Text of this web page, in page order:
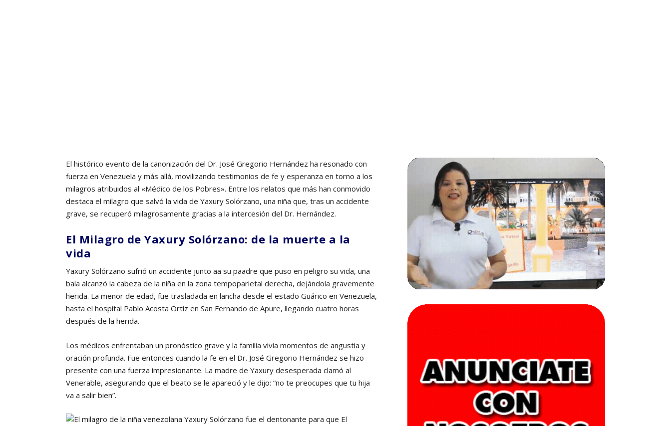
El histórico evento de la canonización del Dr. José Gregorio Hernández ha resonado con
fuerza en Venezuela y más allá, movilizando testimonios de fe y esperanza en torno a los
milagros atribuidos al «Médico de los Pobres». Entre los relatos que más han conmovido
destaca el milagro que salvó la vida de Yaxury Solórzano, una niña que, tras un accidente
grave, se recuperó milagrosamente gracias a la intercesión del Dr. Hernández.
El Milagro de Yaxury Solórzano: de la muerte a la
vida
Yaxury Solórzano sufrió un accidente junto aa su paadre que puso en peligro su vida, una
bala alcanzó la cabeza de la niña en la zona tempoparietal derecha, dejándola gravemente
herida. La menor de edad, fue trasladada en lancha desde el estado Guárico en Venezuela,
hasta el hospital Pablo Acosta Ortiz en San Fernando de Apure, llegando cuatro horas
después de la herida.
Los médicos enfrentaban un pronóstico grave y la familia vivía momentos de angustia y
oración profunda. Fue entonces cuando la fe en el Dr. José Gregorio Hernández se hizo
presente con una fuerza impresionante. La madre de Yaxury desesperada clamó al
Venerable, asegurando que el beato se le apareció y le dijo: “no te preocupes que tu hija
va a salir bien”.